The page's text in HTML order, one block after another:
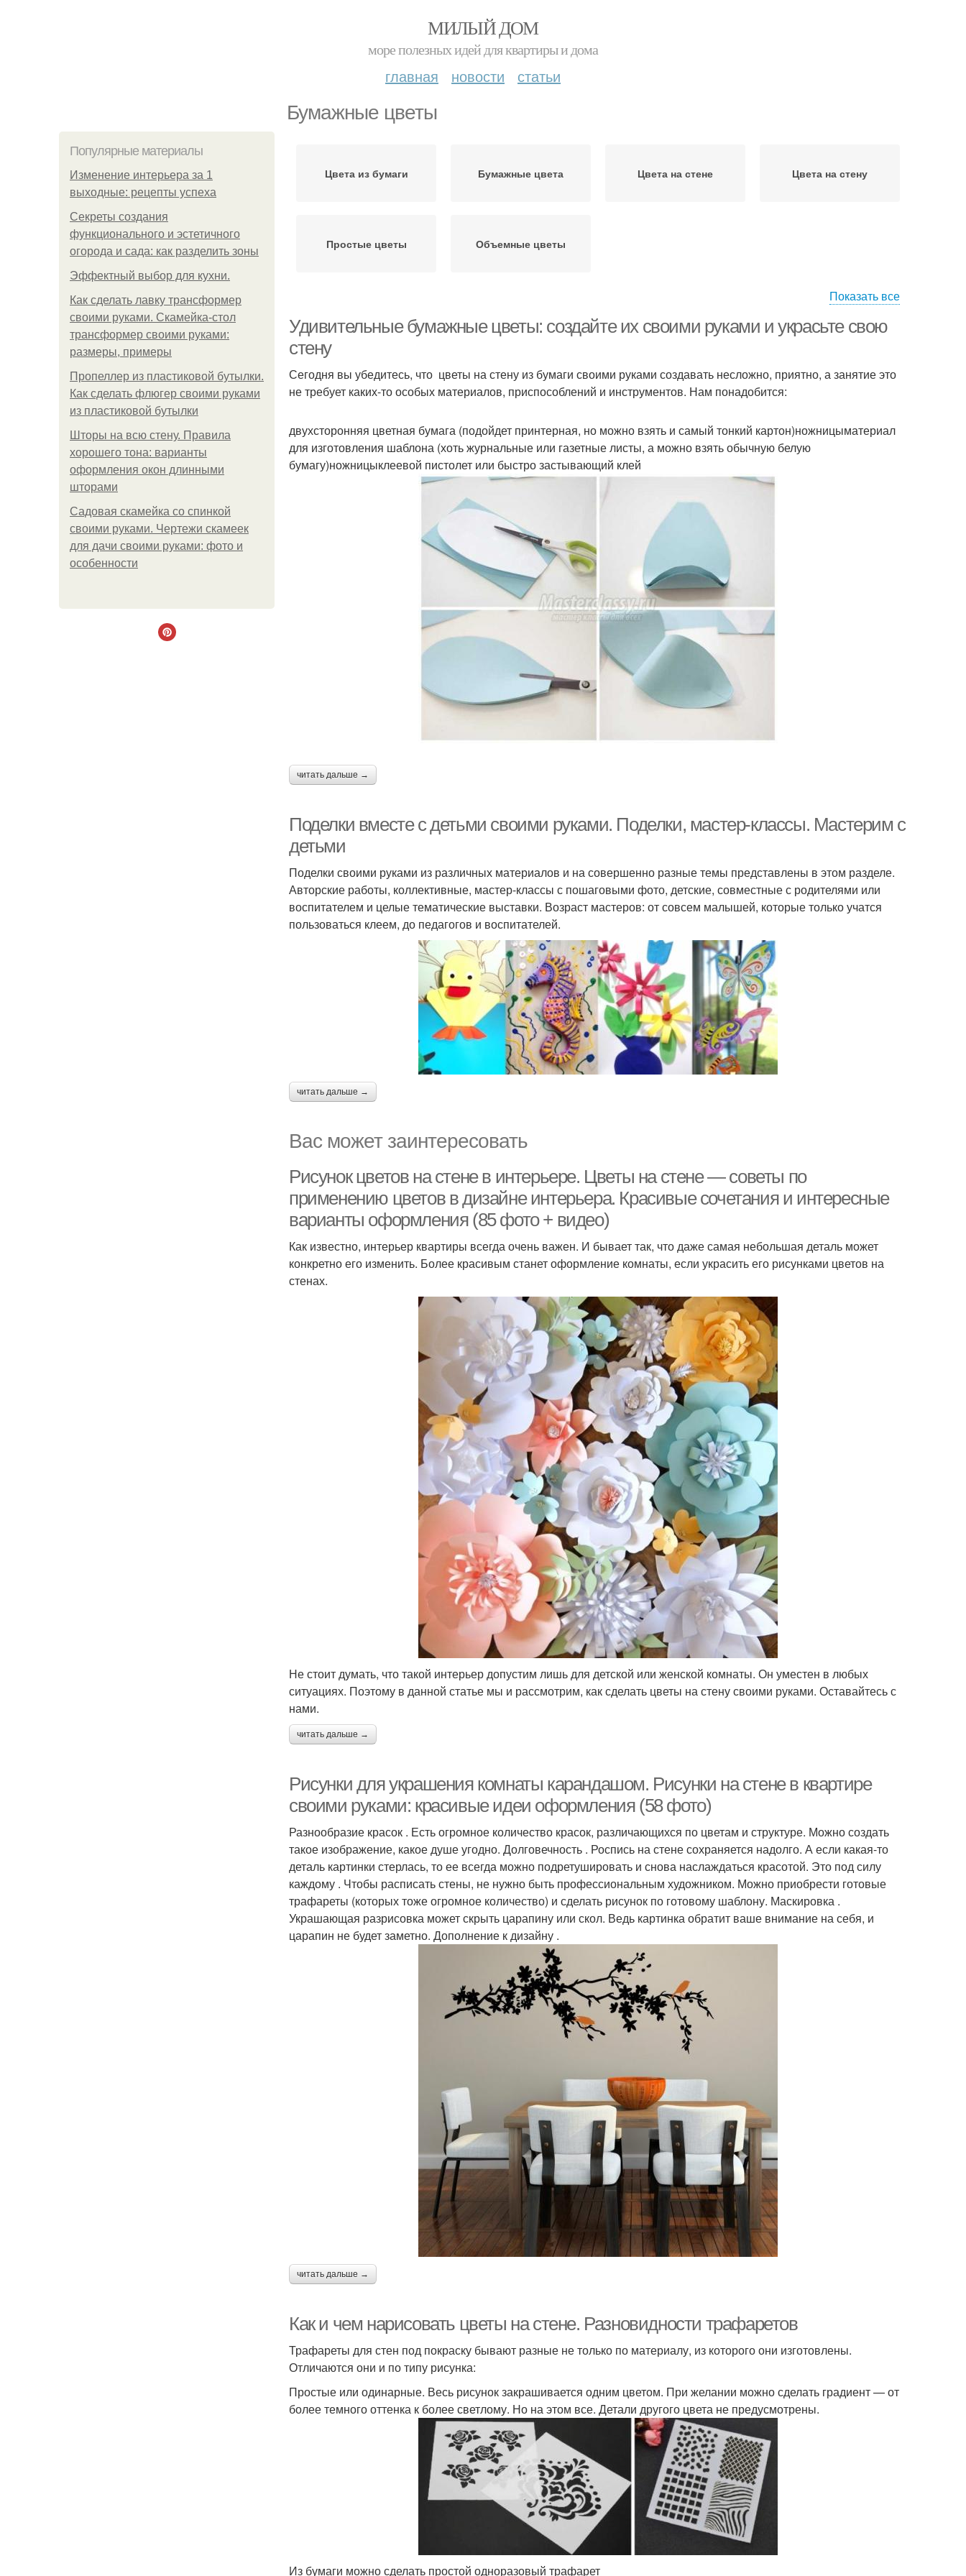
МИЛЫЙ ДОМ
море полезных идей для квартиры и дома
главная новости статьи
Бумажные цветы
Популярные материалы
Изменение интерьера за 1
выходные: рецепты успеха
Секреты создания
функционального и эстетичного
огорода и сада: как разделить зоны
Эффектный выбор для кухни.
Как сделать лавку трансформер
своими руками. Скамейка-стол
трансформер своими руками:
размеры, примеры
Пропеллер из пластиковой бутылки.
Как сделать флюгер своими руками
из пластиковой бутылки
Шторы на всю стену. Правила
хорошего тона: варианты
оформления окон длинными
шторами
Садовая скамейка со спинкой
своими руками. Чертежи скамеек
для дачи своими руками: фото и
особенности
Цвета из бумаги Бумажные цвета Цвета на стене Цвета на стену
Простые цветы Объемные цветы
Показать все
Удивительные бумажные цветы: создайте их своими руками и украсьте свою
стену
Сегодня вы убедитесь, что цветы на стену из бумаги своими руками создавать несложно, приятно, а занятие это
не требует каких-то особых материалов, приспособлений и инструментов. Нам понадобится:
двухсторонняя цветная бумага (подойдет принтерная, но можно взять и самый тонкий картон)ножницыматериал
для изготовления шаблона (хоть журнальные или газетные листы, а можно взять обычную белую
бумагу)ножницыклеевой пистолет или быстро застывающий клей
читать дальше →
Поделки вместе с детьми своими руками. Поделки, мастер-классы. Мастерим с
детьми
Поделки своими руками из различных материалов и на совершенно разные темы представлены в этом разделе.
Авторские работы, коллективные, мастер-классы с пошаговыми фото, детские, совместные с родителями или
воспитателем и целые тематические выставки. Возраст мастеров: от совсем малышей, которые только учатся
пользоваться клеем, до педагогов и воспитателей.
читать дальше →
Вас может заинтересовать
Рисунок цветов на стене в интерьере. Цветы на стене — советы по
применению цветов в дизайне интерьера. Красивые сочетания и интересные
варианты оформления (85 фото + видео)
Как известно, интерьер квартиры всегда очень важен. И бывает так, что даже самая небольшая деталь может
конкретно его изменить. Более красивым станет оформление комнаты, если украсить его рисунками цветов на
стенах.
Не стоит думать, что такой интерьер допустим лишь для детской или женской комнаты. Он уместен в любых
ситуациях. Поэтому в данной статье мы и рассмотрим, как сделать цветы на стену своими руками. Оставайтесь с
нами.
читать дальше →
Рисунки для украшения комнаты карандашом. Рисунки на стене в квартире
своими руками: красивые идеи оформления (58 фото)
Разнообразие красок . Есть огромное количество красок, различающихся по цветам и структуре. Можно создать
такое изображение, какое душе угодно. Долговечность . Роспись на стене сохраняется надолго. А если какая-то
деталь картинки стерлась, то ее всегда можно подретушировать и снова наслаждаться красотой. Это под силу
каждому . Чтобы расписать стены, не нужно быть профессиональным художником. Можно приобрести готовые
трафареты (которых тоже огромное количество) и сделать рисунок по готовому шаблону. Маскировка .
Украшающая разрисовка может скрыть царапину или скол. Ведь картинка обратит ваше внимание на себя, и
царапин не будет заметно. Дополнение к дизайну .
читать дальше →
Как и чем нарисовать цветы на стене. Разновидности трафаретов
Трафареты для стен под покраску бывают разные не только по материалу, из которого они изготовлены.
Отличаются они и по типу рисунка:
Простые или одинарные. Весь рисунок закрашивается одним цветом. При желании можно сделать градиент — от
более темного оттенка к более светлому. Но на этом все. Детали другого цвета не предусмотрены.
Из бумаги можно сделать простой одноразовый трафарет